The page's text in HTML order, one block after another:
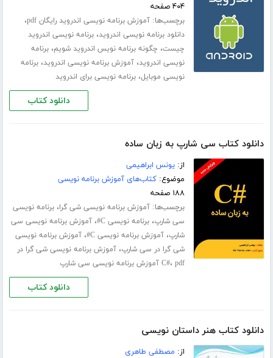
۴۰۴ صفحه
برچسب‌ها:آموزش برنامه نویسی اندروید رایگان pdf ،
دانلود برنامه نویسی اندروید،برنامه نویسی اندروید
چیست، چگونه برنامه نویس اندروید شویم،برنامه
نویسی اندروید،آموزش برنامه نویسی اندروید،برنامه
نویسی موبایل،برنامه نویسی برای اندروید
دانلود کتاب
دانلود کتاب سی شارپ به زبان ساده
از:یونس ابراهیمی
موضوع:کتاب‌های آموزش برنامه نویسی
۱۸۸ صفحه
برچسب‌ها:آموزش برنامه نویسی شی گرا،برنامه نویسی
سی شارپ،برنامه نویسی C# ،آموزش برنامه نویسی سی
شارپ،آموزش برنامه نویسی C# ،آموزش برنامه نویسی
شی گرا در سی شارپ،آموزش برنامه نویسی شی گرا در
C#، pdf آموزش برنامه نویسی سی شارپ
دانلود کتاب
دانلود کتاب هنر داستان نویسی
از: مصطفی طاهری